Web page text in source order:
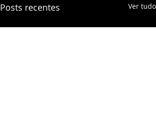
Posts recentes Ver tudo